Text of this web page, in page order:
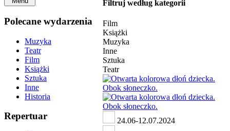
Polecane wydarzenia
Muzyka
Teatr
Film
Książki
Sztuka
Inne
Historia
Repertuar
Filtruj według kategorii
Film
Książki
Muzyka
Inne
Sztuka
Teatr
24.06-12.07.2024